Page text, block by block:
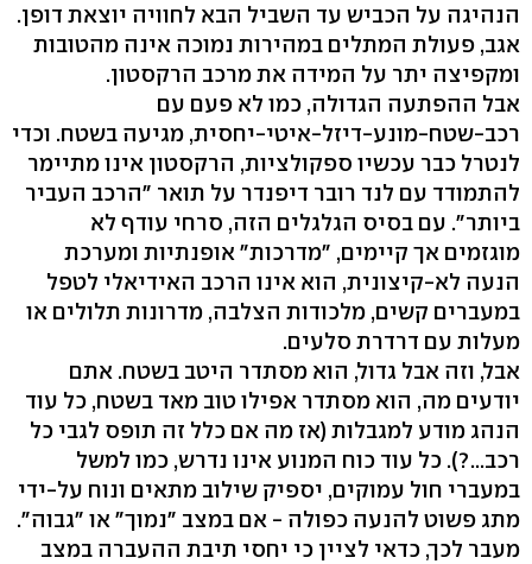
הנהיגה על הכביש עד השביל הבא לחוויה יוצאת דופן.
אגב, פעולת המתלים במהירות נמוכה אינה מהטובות
ומקפיצה יתר על המידה את מרכב הרקסטון.
אבל ההפתעה הגדולה, כמו לא פעם עם
רכב-שטח-מונע-דיזל-איטי-יחסית, מגיעה בשטח. וכדי
לנטרל כבר עכשיו ספקולציות, הרקסטון אינו מתיימר
להתמודד עם לנד רובר דיפנדר על תואר "הרכב העביר
ביותר". עם בסיס הגלגלים הזה, סרחי עודף לא
מוגזמים אך קיימים, "מדרכות" אופנתיות ומערכת
הנעה לא-קיצונית, הוא אינו הרכב האידיאלי לטפל
במעברים קשים, מלכודות הצלבה, מדרונות תלולים או
מעלות עם דרדרת סלעים.
אבל, וזה אבל גדול, הוא מסתדר היטב בשטח. אתם
יודעים מה, הוא מסתדר אפילו טוב מאד בשטח, כל עוד
הנהג מודע למגבלות (אז מה אם כלל זה תופס לגבי כל
רכב...?). כל עוד כוח המנוע אינו נדרש, כמו למשל
במעברי חול עמוקים, יספיק שילוב מתאים ונוח על-ידי
מתג פשוט להנעה כפולה - אם במצב "נמוך" או "גבוה".
מעבר לכך, כדאי לציין כי יחסי תיבת ההעברה במצב